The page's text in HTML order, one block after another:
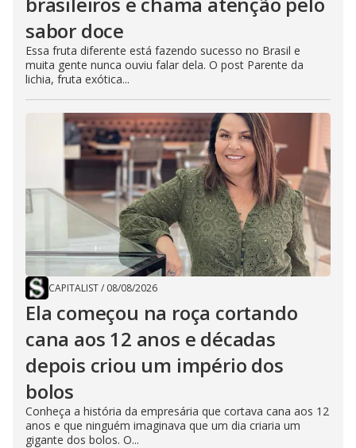
sabor doce
Essa fruta diferente está fazendo sucesso no Brasil e
muita gente nunca ouviu falar dela. O post Parente da
lichia, fruta exótica...
CAPITALIST/ 08/08/2026
Ela começou na roça cortando
cana aos 12 anos e décadas
depois criou um império dos
bolos
Conheça a história da empresária que cortava cana aos 12
anos e que ninguém imaginava que um dia criaria um
gigante dos bolos. O...